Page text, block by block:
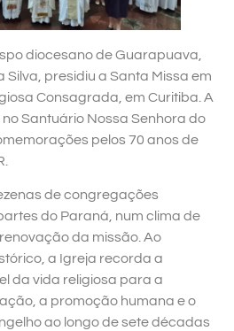
diocesano de Guarapuava,
Silva, presidiu a Santa Missa em
Consagrada, em Curitiba. A
Santuário Nossa Senhora do
pelos 70 anos de
de congregações
do Paraná, num clima de
da missão. Ao
a Igreja recorda a
da vida religiosa para a
a promoção humana e o
ao longo de sete décadas